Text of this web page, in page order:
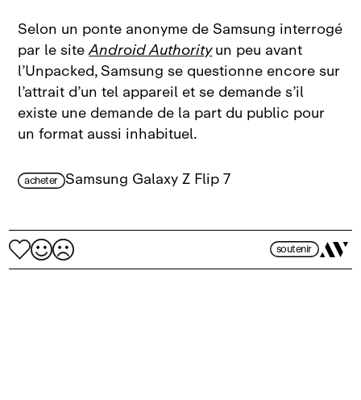
Selon un ponte anonyme de Samsung interrogé
par le siteAndroid Authorityun peu avant
l’Unpacked, Samsung se questionne encore sur
l’attrait d’un tel appareil et se demande s’il
existe une demande de la part du public pour
un format aussi inhabituel.
acheter Samsung Galaxy Z Flip 7
soutenir